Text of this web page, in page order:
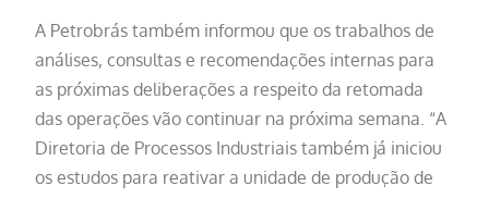
A Petrobrás também informou que os trabalhos de
análises, consultas e recomendações internas para
as próximas deliberações a respeito da retomada
das operações vão continuar na próxima semana. “A
Diretoria de Processos Industriais também já iniciou
os estudos para reativar a unidade de produção de